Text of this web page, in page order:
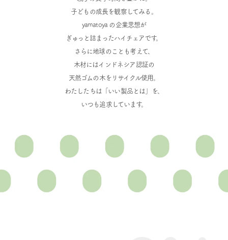
子どもの成長を観察してみる。
yamatoya の企業思想が
ぎゅっと詰まったハイチェアです。
さらに地球のことも考えて、
木材にはインドネシア認証の
天然ゴムの木をリサイクル使用。
わたしたちは「いい製品とは」を、
いつも追求しています。